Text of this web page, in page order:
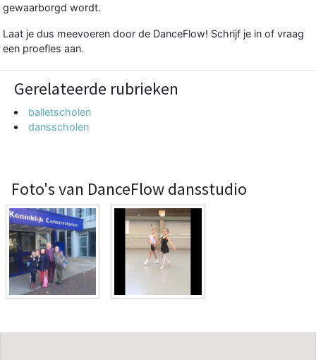
gewaarborgd wordt.
Laat je dus meevoeren door de DanceFlow! Schrijf je in of vraag
een proefles aan.
Gerelateerde rubrieken
balletscholen
dansscholen
Foto's van DanceFlow dansstudio